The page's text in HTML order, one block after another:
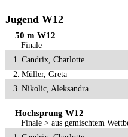
Jugend W12
50 m W12
Finale
1.
Candrix, Charlotte
2. Müller, Greta
3. Nikolic, Aleksandra
Hochsprung W12
Finale > aus gemischtem